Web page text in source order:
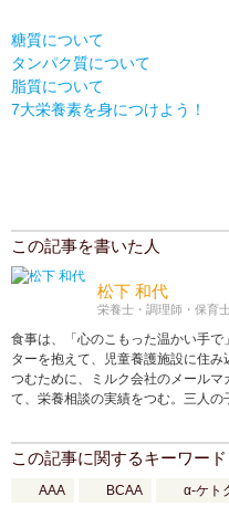
糖質について
タンパク質について
脂質について
7大栄養素を身につけよう！
この記事を書いた人
松下 和代
栄養士・調理師・保育
食事は、「心のこもった温かい手
ターを抱えて、児童養護施設に住
つむために、ミルク会社のメール
て、栄養相談の実績をつむ。三人の
この記事に関するキーワード
AAA BCAA α-ケト